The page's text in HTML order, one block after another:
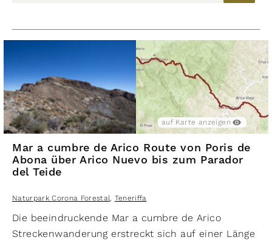
auf Karte anzeigen
Mar a cumbre de Arico Route von Poris de
Abona über Arico Nuevo bis zum Parador
del Teide
Naturpark Corona Forestal Teneriffa
Die beeindruckende Mar a cumbre de Arico
Streckenwanderung erstreckt sich auf einer Länge